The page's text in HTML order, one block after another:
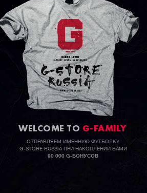
WELCOME TO G-FAMILY
ОТПРАВЛЯЕМ ИМЕННУЮ ФУТБОЛКУ
G-STORE RUSSIA ПРИ НАКОПЛЕНИИ ВАМИ
90 000 G-БОНУСОВ